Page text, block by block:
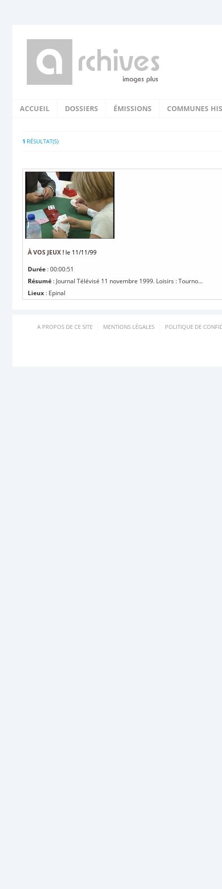
ACCUEIL DOSSIERS ÉMISSIONS COMMUNES
1 RÉSULTAT(S)
À VOS JEUX ! le 11/11/99
Durée : 00:00:51
Résumé : Journal Télévisé 11 novembre 1999. Loisirs : Tourno...
Lieux : Epinal
A PROPOS DE CE SITE MENTIONS LÉGALES POLITIQUE DE